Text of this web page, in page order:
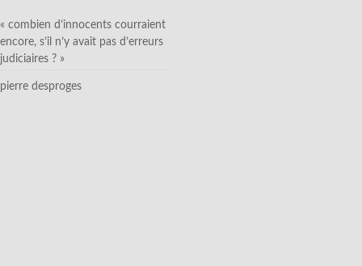
« combien d’innocents courraient
encore, s’il n’y avait pas d’erreurs
judiciaires ? »
pierre desproges